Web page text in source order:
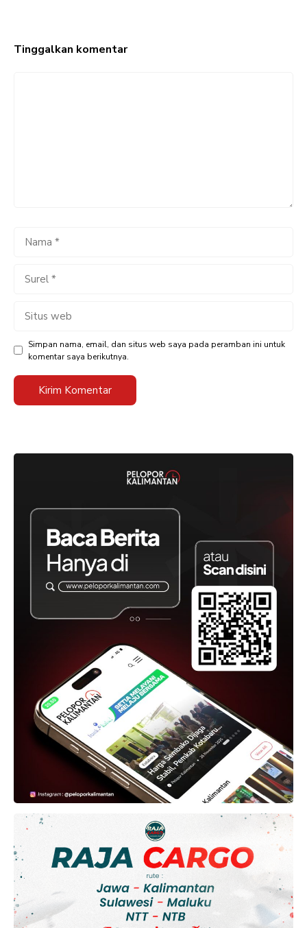
Tinggalkan komentar
Simpan nama, email, dan situs web saya pada peramban ini untuk
komentar saya berikutnya.